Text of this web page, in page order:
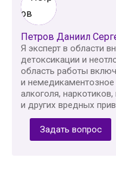
Петров Даниил
Я эксперт в области
детоксикации и
область работы
и немедикаментозное
алкоголя,
и других вредных
Задать вопрос